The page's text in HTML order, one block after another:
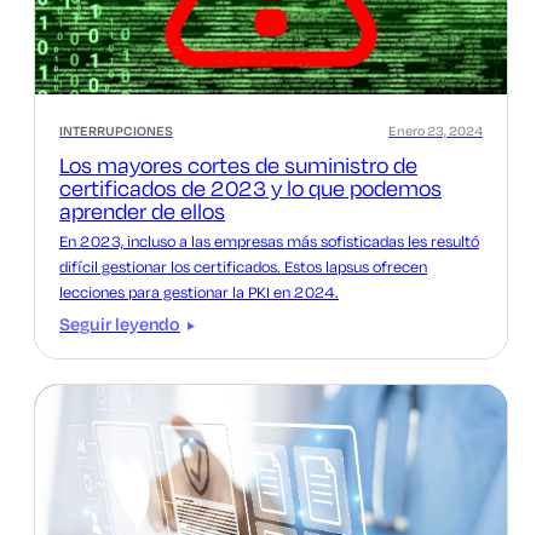
INTERRUPCIONES
Los mayores cortes de suministro de
certificados de 2023 y lo que podemos
aprender de ellos
Enero 23, 2024
En 2023, incluso a las empresas más sofisticadas les resultó
difícil gestionar los certificados. Estos lapsus ofrecen
lecciones para gestionar la PKI en 2024.
Seguir leyendo